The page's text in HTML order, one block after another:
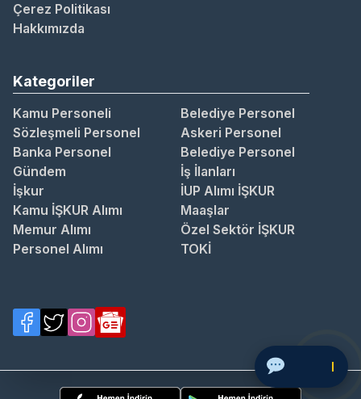
Çerez Politikası
Hakkımızda
Kategoriler
Kamu Personeli
Belediye Personel
Sözleşmeli Personel
Askeri Personel
Banka Personel
Belediye Personel
Gündem
İş İlanları
İşkur
İUP Alımı İŞKUR
Kamu İŞKUR Alımı
Maaşlar
Memur Alımı
Özel Sektör İŞKUR
Personel Alımı
TOKİ